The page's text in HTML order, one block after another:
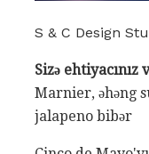
S & C Design
Sizə ehtiyacınız
Marnier, əhəng
jalapeno bibər